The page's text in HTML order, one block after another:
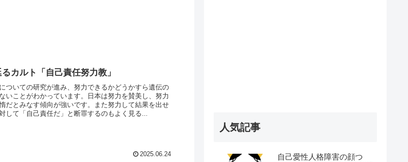
カルト「自己責任努力教」
ついての研究が進み、努力できるかどうかすら遺伝の
いことがわかっています。日本は努力を賛美し、努力
だとみなす傾向が強いです。また努力して結果を出せ
して「自己責任だ」と断罪するのもよく見る...
2025.06.24
人気記事
自己愛性人格障害の顔つ